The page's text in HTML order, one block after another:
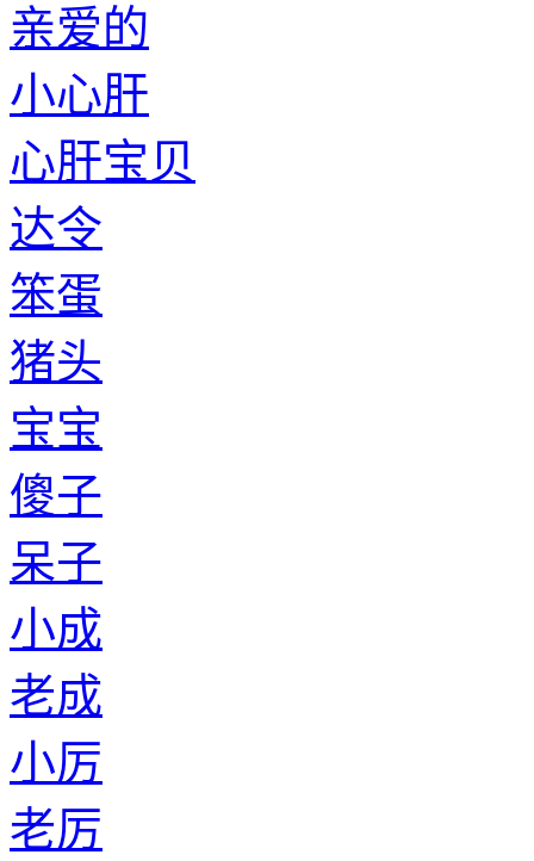
亲爱的
小心肝
心肝宝贝
达令
笨蛋
猪头
宝宝
傻子
呆子
小成
老成
小厉
老厉